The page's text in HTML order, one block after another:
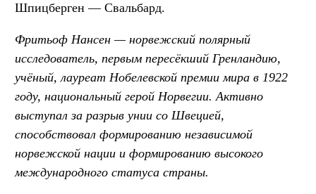
Шпицберген — Свальбард.
Фритьоф Нансен — норвежский полярный
исследователь, первым пересёкший Гренландию,
учёный, лауреат Нобелевской премии мира в 1922
году, национальный герой Норвегии. Активно
выступал за разрыв унии со Швецией,
способствовал формированию независимой
норвежской нации и формированию высокого
международного статуса страны.